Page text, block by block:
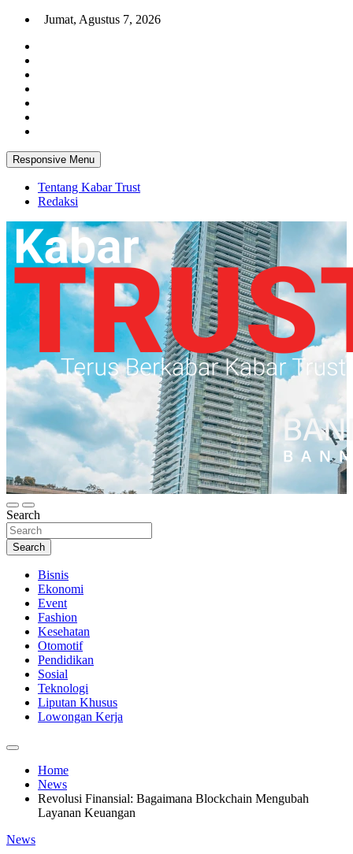
Skip
content
Jumat, Agustus 7, 2026
Responsive Menu
Tentang Kabar Trust
Redaksi
Kabar Trust
Terus Berkabar Kabar Trust
Search
Search
Bisnis
Ekonomi
Event
Fashion
Kesehatan
Otomotif
Pendidikan
Sosial
Teknologi
Liputan Khusus
Lowongan Kerja
Home
News
Revolusi Finansial: Bagaimana Blockchain Mengubah
Layanan Keuangan
News